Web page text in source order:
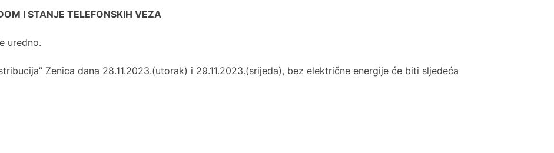
I STANJE TELEFONSKIH VEZA
uredno.
Zenica dana 28.11.2023.(utorak) i 29.11.2023.(srijeda), bez električne energije će biti sljedeća